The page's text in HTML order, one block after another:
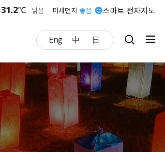
스마트 전자지도
31.2℃ 맑음 미세먼지 좋음
Eng 中 日